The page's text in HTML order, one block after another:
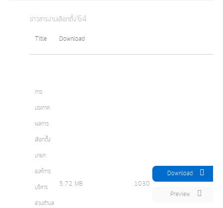
ข่าวสารงานเลือกตั้ง'64
Title Download
การ
ประกาศ
ผลการ
เลือกตั้ง
นายก
องค์การ
บริหาร
ส่วนตำบล
5.72 MB 1030
Download
Preview